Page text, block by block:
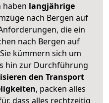
haben langjährige
nach Bergen auf
die ein
nach Bergen auf
kümmern sich um
hin zur Durchführung
den Transport
, packen alles
dass alles rechtzeitig